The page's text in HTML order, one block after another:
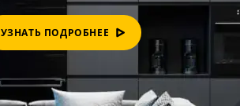
УЗНАТЬ ПОДРОБНЕЕ